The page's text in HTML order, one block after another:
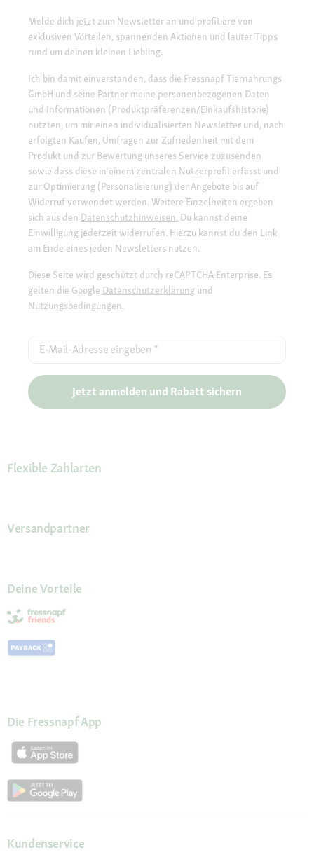
Melde dich jetzt zum Newsletter an und profitiere von
exklusiven Vorteilen, spannenden Aktionen und lauter Tipps
rund um deinen kleinen Liebling.
Ich bin damit einverstanden, dass die Fressnapf Tiernahrungs
GmbH und seine Partner meine personenbezogenen Daten
und Informationen (Produktpräferenzen/Einkaufshistorie)
nutzten, um mir einen individualisierten Newsletter und, nach
erfolgten Käufen, Umfragen zur Zufriedenheit mit dem
Produkt und zur Bewertung unseres Service zuzusenden
sowie dass diese in einem zentralen Nutzerprofil erfasst und
zur Optimierung (Personalisierung) der Angebote bis auf
Widerruf verwendet werden. Weitere Einzelheiten ergeben
sich aus den Datenschutzhinweisen. Du kannst deine
Einwilligung jederzeit widerrufen. Hierzu kannst du den Link
am Ende eines jeden Newsletters nutzen.
Diese Seite wird geschützt durch reCAPTCHA Enterprise. Es
gelten die Google Datenschutzerklärung und
Nutzungsbedingungen.
E-Mail-Adresse eingeben *
Jetzt anmelden und Rabatt sichern
Flexible Zahlarten
Versandpartner
Deine Vorteile
Die Fressnapf App
Kundenservice